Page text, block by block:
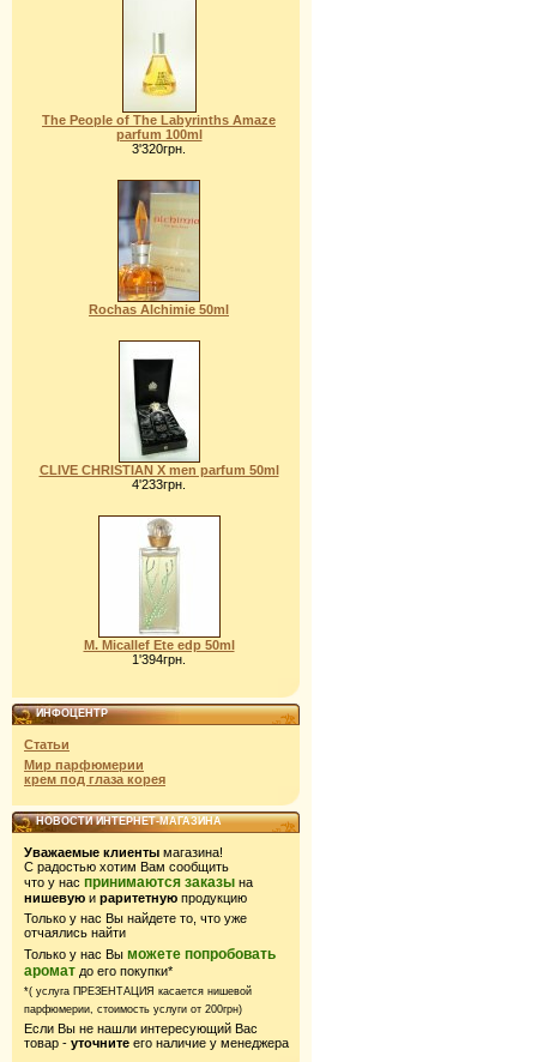
The People of The Labyrinths Amaze
parfum 100ml
3'320грн.
Rochas Alchimie 50ml
CLIVE CHRISTIAN X men parfum 50ml
4'233грн.
M. Micallef Ete edp 50ml
1'394грн.
ИНФОЦЕНТР
Статьи
Мир парфюмерии
крем под глаза корея
НОВОСТИ ИНТЕРНЕТ-МАГАЗИНА
Уважаемые клиенты магазина!
С радостью хотим Вам сообщить
что у нас принимаются заказы на
нишевую и раритетную продукцию
Только у нас Вы найдете то, что уже
отчаялись найти
Только у нас Вы можете попробовать
аромат до его покупки*
*( услуга ПРЕЗЕНТАЦИЯ касается нишевой
парфюмерии, стоимость услуги от 200грн)
Если Вы не нашли интересующий Вас
товар - уточните его наличие у менеджера